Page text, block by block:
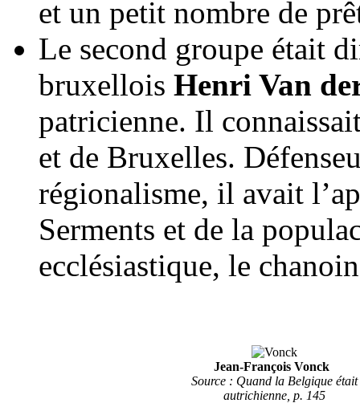
et un petit nombre de
Le second groupe était
bruxellois Henri Van
patricienne. Il
et de Bruxelles.
régionalisme, il avait
Serments et de la
ecclésiastique, le
Jean-François Vonck
Source : Quand la Belgique était
autrichienne, p. 145